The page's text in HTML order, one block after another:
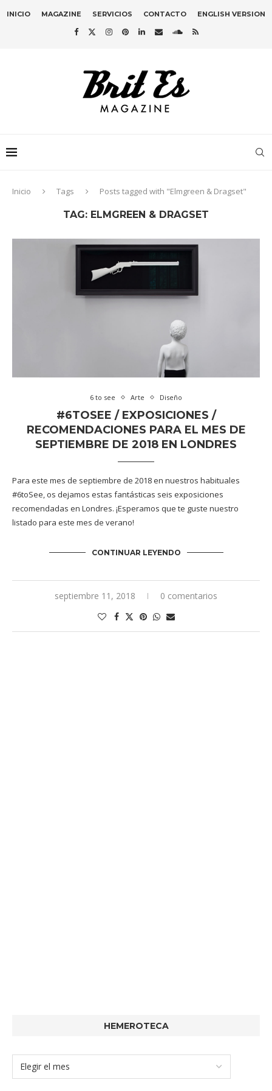
INICIO MAGAZINE SERVICIOS CONTACTO ENGLISH VERSION
Inicio Tags Posts tagged with "Elmgreen & Dragset"
TAG: ELMGREEN & DRAGSET
6 to see Arte Diseño
#6TOSEE / EXPOSICIONES /
RECOMENDACIONES PARA EL MES DE
SEPTIEMBRE DE 2018 EN LONDRES
Para este mes de septiembre de 2018 en nuestros habituales
#6toSee, os dejamos estas fantásticas seis exposiciones
recomendadas en Londres. ¡Esperamos que te guste nuestro
listado para este mes de verano!
CONTINUAR LEYENDO
septiembre 11, 2018 0 comentarios
HEMEROTECA